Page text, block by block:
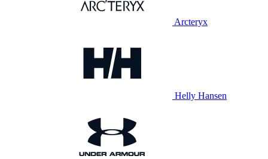
Arcteryx
Helly Hansen